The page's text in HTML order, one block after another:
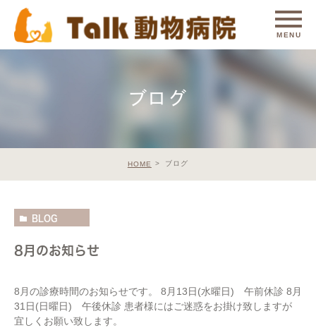
ブログ
HOME ブログ
BLOG
8月のお知らせ
8月の診療時間のお知らせです。 8月13日(水曜日) 午前休診 8月
31日(日曜日) 午後休診 患者様にはご迷惑をお掛け致しますが
宜しくお願い致します。